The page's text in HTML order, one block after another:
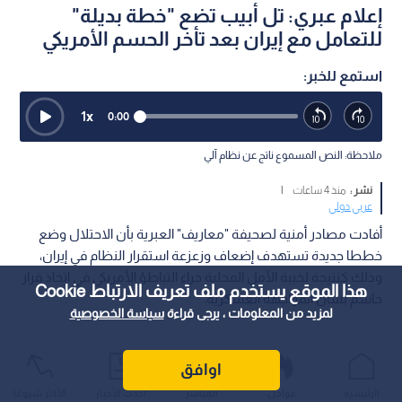
هذا الموقع يستخدم ملف تعريف الارتباط Cookie
لمزيد من المعلومات ، يرجى قراءةسياسة الخصوصية
اوافق
إعلام عبري: تل أبيب تضع "خطة بديلة"
للتعامل مع إيران بعد تأخر الحسم الأمريكي
استمع للخبر:
0:00
1x
ملاحظة: النص المسموع ناتج عن نظام آلي
نشر : منذ 4 ساعات
|
عربي دولي
أفادت مصادر أمنية لصحيفة "معاريف" العبرية بأن الاحتلال وضع
خططا جديدة تستهدف إضعاف وزعزعة استقرار النظام في إيران،
حاسم بشأن المواجهة العسكرية.
عواجل المباشر أحدث الأخبار